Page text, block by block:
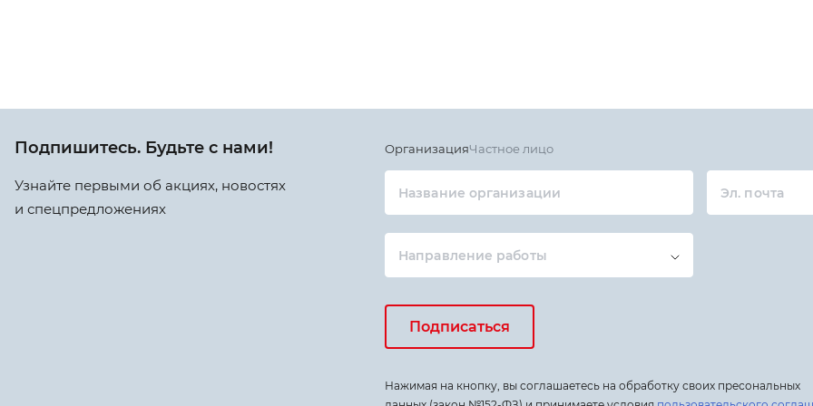
Подпишитесь. Будьте с нами!
Узнайте первыми об акциях, новостях
и спецпредложениях
ОрганизацияЧастное лицо
Название организации Эл. почта
Направление работы
Подписаться
Нажимая на кнопку, вы соглашаетесь на обработку своих пресональных